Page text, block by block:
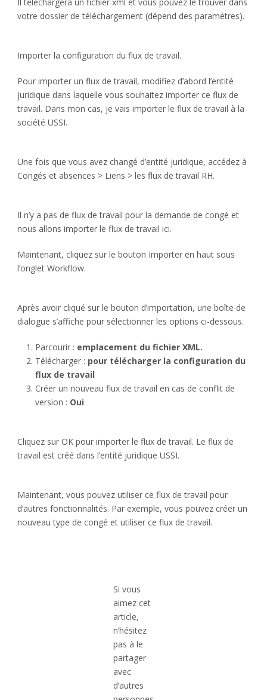
votre dossier de téléchargement (dépend des paramètres).
Importer la configuration du flux de travail.
Pour importer un flux de travail, modifiez d’abord l’entité
juridique dans laquelle vous souhaitez importer ce flux de
travail. Dans mon cas, je vais importer le flux de travail à la
société USSI.
Une fois que vous avez changé d’entité juridique, accédez à
Congés et absences > Liens > les flux de travail RH.
Il n’y a pas de flux de travail pour la demande de congé et
nous allons importer le flux de travail ici.
Maintenant, cliquez sur le bouton Importer en haut sous
l’onglet Workflow.
Après avoir cliqué sur le bouton d’importation, une boîte de
dialogue s’affiche pour sélectionner les options ci-dessous.
Parcourir : emplacement du fichier XML.
Télécharger : pour télécharger la configuration du
flux de travail
Créer un nouveau flux de travail en cas de conflit de
version : Oui
Cliquez sur OK pour importer le flux de travail. Le flux de
travail est créé dans l’entité juridique USSI.
Maintenant, vous pouvez utiliser ce flux de travail pour
d’autres fonctionnalités. Par exemple, vous pouvez créer un
nouveau type de congé et utiliser ce flux de travail.
Si vous
aimez cet
article,
n’hésitez
pas à le
partager
avec
d’autres